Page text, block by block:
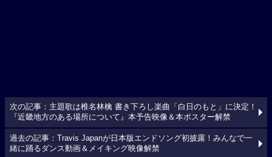
次の記事：主題歌は椎名林檎 書き下ろし楽曲「白日のもと」に決定！
『近畿地方のある場所について』本予告映像＆本ポスター解禁
過去の記事：Travis Japanが日本版エンドソング初披露！みんなで一
緒に踊るダンス動画＆メイキング映像解禁